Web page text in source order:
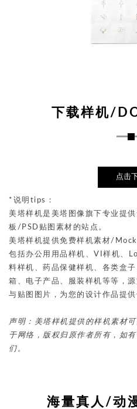
下载样机/
点击
*说明tips：
美塔样机是美塔图像旗下专业提
板/PSD贴图素材的站点。
美塔样机提供免费样机素材/
包括办公用用品样机、VI样机、
料样机、药品保健样机、各类盒
箱、电子产品、服装样机等等，
与贴图图片，为您的设计作品提供
声明：美塔样机提供的样机素材
于网络，版权归原作者所有，如
们。
海量真人/动